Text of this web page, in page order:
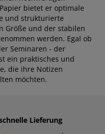
bietet er optimale
und strukturierte
Größe und der stabilen
werden. Egal ob
Seminaren - der
ein praktisches und
die ihre Notizen
möchten.
Zahlen
Lieferung